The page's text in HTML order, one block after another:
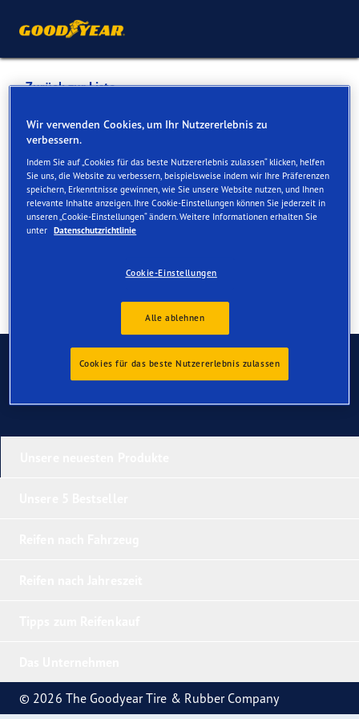
Zurück zur Liste
PAPPAS STEIERMARK GMBH
Dienste online und vor Ort verfügbar
Kontakt Serviceleistungen
Kontaktieren Sie uns
© 2026 The Goodyear Tire & Rubber Company
Wir verwenden Cookies, um Ihr Nutzererlebnis zu
verbessern.
Indem Sie auf „Cookies für das beste Nutzererlebnis zulassen“ klicken, helfen
Sie uns, die Website zu verbessern, beispielsweise indem wir Ihre Präferenzen
speichern, Erkenntnisse gewinnen, wie Sie unsere Website nutzen, und Ihnen
relevante Inhalte anzeigen. Ihre Cookie-Einstellungen können Sie jederzeit in
unseren „Cookie-Einstellungen“ ändern. Weitere Informationen erhalten Sie
unter Datenschutzrichtlinie
Cookie-Einstellungen
Alle ablehnen
Cookies für das beste Nutzererlebnis zulassen